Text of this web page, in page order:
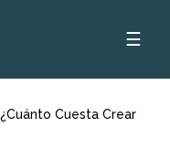
☰
¿Cuánto Cuesta Crear